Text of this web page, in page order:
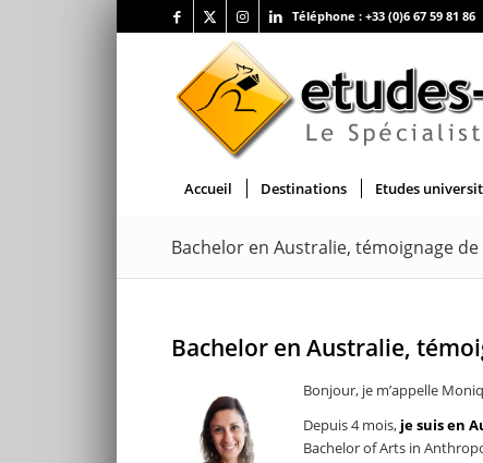
Téléphone : +33 (0)6 67 59 81 86
Accueil Destinations Etudes
Bachelor en Australie, témoignage
Bachelor en Australie,
Bonjour, je m’appelle
Depuis 4 mois, je suis en
Bachelor of Arts in